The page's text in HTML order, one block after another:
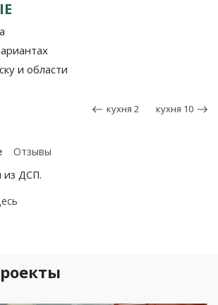
и области
кухня 2 кухня 10
Отзывы
из ДСП.